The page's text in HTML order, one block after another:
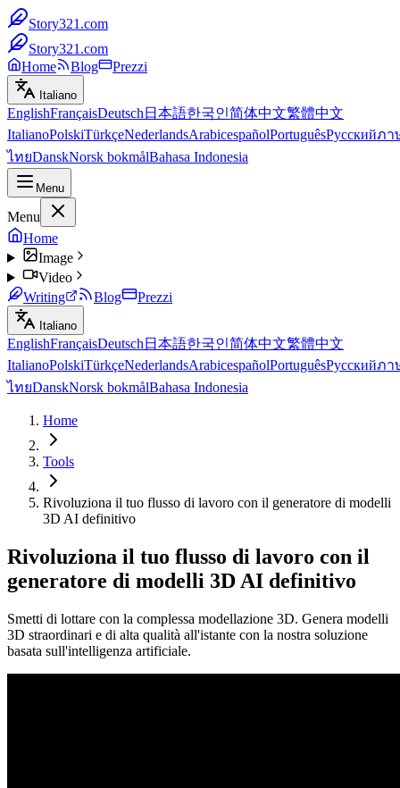
Story321.com
Story321.com
Home
Blog Prezzi
Italiano
EnglishFrançaisDeutsch 日本語한국인简体中文繁體中文
ItalianoPolskiTürkçeNederlandsArabicespañolPortuguêsРусскийภา
ไทยDanskNorsk bokmålBahasa Indonesia
Menu
Menu
Home
Image
Video
Writing
Blog Prezzi
Italiano
EnglishFrançaisDeutsch 日本語한국인简体中文繁體中文
ItalianoPolskiTürkçeNederlandsArabicespañolPortuguêsРусскийภา
ไทยDanskNorsk bokmålBahasa Indonesia
Home
Tools
Rivoluziona il tuo flusso di lavoro con il generatore di modelli
3D AI definitivo
Rivoluziona il tuo flusso di lavoro con il
generatore di modelli 3D AI definitivo
Smetti di lottare con la complessa modellazione 3D. Genera modelli
3D straordinari e di alta qualità all'istante con la nostra soluzione
basata sull'intelligenza artificiale.